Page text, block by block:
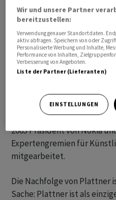
Kundensicht auf SAP
setzen. SAP verwarf die
nach konnte sich der
Deutschland gesetzlich
Aufseher des
Mit Pekka Ala-Pietilä (67)
Bekannter wieder, der
Aufsichtsrat der Walldorfer
2005 Präsident von Nokia
Expertengremien für
mitgearbeitet.
Die Nachfolge von Plattner
Sache: Plattner ist als
Wir und unsere Partner
bereitzustellen:
Verwendung genauer Standortdaten.
aktiv abfragen. Speichern von oder
Personalisierte Werbung und Inhalte,
Performance von Inhalten,
Verbesserung von Angeboten.
Liste der Partner (Lieferanten)
EINSTELLUNGEN